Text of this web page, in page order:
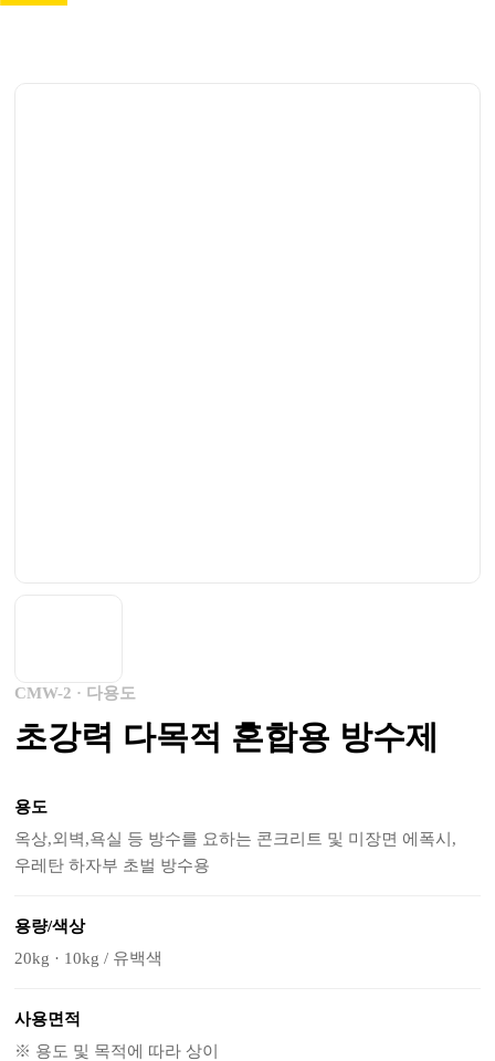
CMW-2 · 다용도
초강력 다목적 혼합용 방수제
용도
옥상,외벽,욕실 등 방수를 요하는 콘크리트 및 미장면 에폭시,
우레탄 하자부 초벌 방수용
용량/색상
20kg · 10kg / 유백색
사용면적
※ 용도 및 목적에 따라 상이